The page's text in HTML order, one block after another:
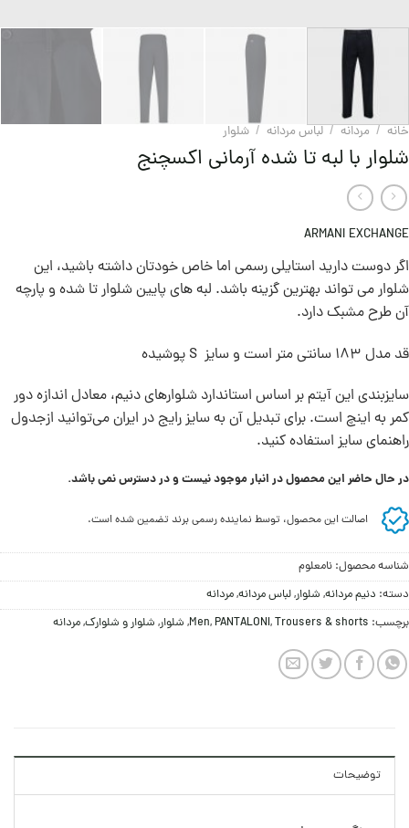
خانه / مردانه / لباس مردانه / شلوار
شلوار با لبه تا شده آرمانی اکسچنج
ARMANI EXCHANGE
اگر دوست دارید استایلی رسمی اما خاص خودتان داشته باشید، این
شلوار می تواند بهترین گزینه باشد. لبه های پایین شلوار تا شده و پارچه
آن طرح مشبک دارد.
قد مدل 183 سانتی متر است و سایز S پوشیده
سايزبندی اين آيتم بر اساس استاندارد شلوارهای دنيم، معادل اندازه دور
کمر به اينچ است. برای تبديل آن به سايز رايج در ايران می‌توانيد ازجدول
راهنمای سايز استفاده کنيد.
در حال حاضر این محصول در انبار موجود نیست و در دسترس نمی باشد.
اصالت این محصول، توسط نماینده رسمی برند تضمین شده است.
شناسه محصول: نامعلوم
دسته: دنیم مردانه, شلوار,لباس مردانه,مردانه
برچسب:
Men, PANTALONI,Trousers & shorts
, شلوار, شلوار و شلوارک,مردانه
توضیحات